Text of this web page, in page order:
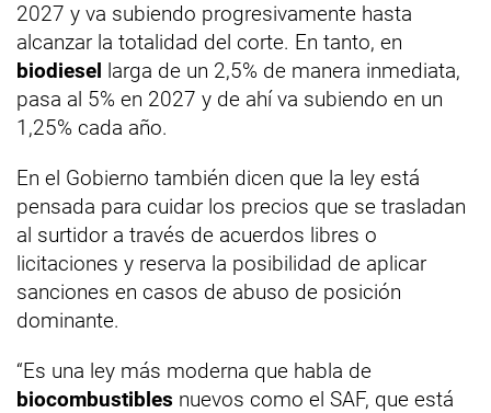
2027 y va subiendo progresivamente hasta
alcanzar la totalidad del corte. En tanto, en
biodiesel larga de un 2,5% de manera inmediata,
pasa al 5% en 2027 y de ahí va subiendo en un
1,25% cada año.
En el Gobierno también dicen que la ley está
pensada para cuidar los precios que se trasladan
al surtidor a través de acuerdos libres o
licitaciones y reserva la posibilidad de aplicar
sanciones en casos de abuso de posición
dominante.
“Es una ley más moderna que habla de
biocombustibles nuevos como el SAF, que está